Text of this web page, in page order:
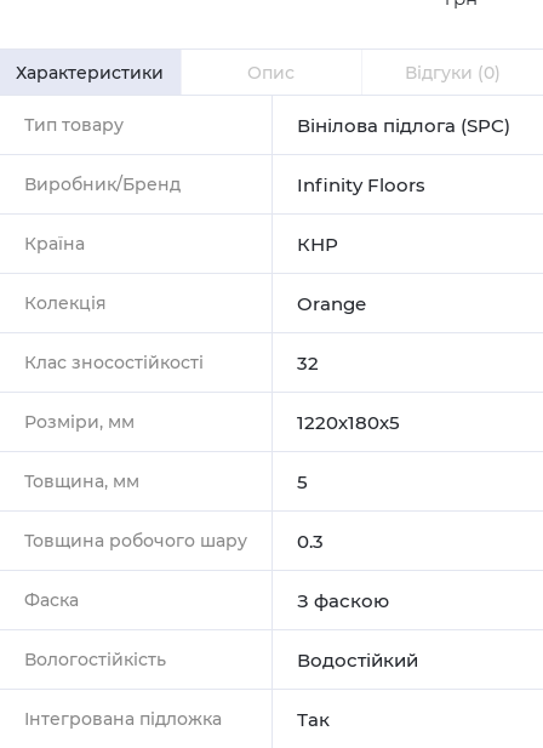
Характеристики Опис Відгуки (0)
Тип товару Вінілова підлога (SPC)
Виробник/Бренд Infinity Floors
Країна КНР
Колекція Orange
Клас зносостійкості 32
Розміри, мм 1220х180х5
Товщина, мм 5
Товщина робочого шару 0.3
Фаска З фаскою
Вологостійкість Водостійкий
Інтегрована підложка Так